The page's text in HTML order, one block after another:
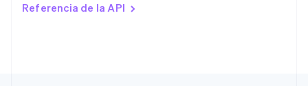
Referencia de la API
English